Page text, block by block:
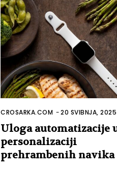
CROSARKA.COM -20 SVIBNJA, 2025
Uloga automatizacije
personalizaciji
prehrambenih navika